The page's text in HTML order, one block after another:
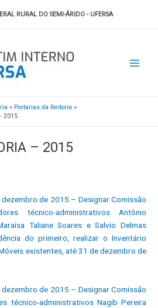
RURAL DO SEMI-ÁRIDO - UFERSA
Menu
Portarias da Reitoria
2015
– 2015
de 2015 – Designar Comissão
técnico-administrativos Antônio
Taliane Soares e Salvio Delmas
do primeiro, realizar o Inventário
existentes, até 31 de dezembro de
de 2015 – Designar Comissão
técnico-administrativos Nagib Pereira